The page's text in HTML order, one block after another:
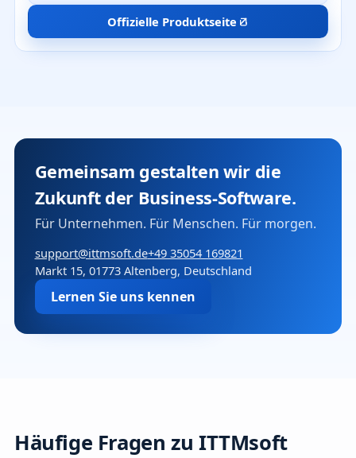
Offizielle Produktseite
Gemeinsam gestalten wir die
Zukunft der Business-Software.
Für Unternehmen. Für Menschen. Für morgen.
support@ittmsoft.de+49 35054 169821
Markt 15, 01773 Altenberg, Deutschland
Lernen Sie uns kennen
Häufige Fragen zu ITTMsoft